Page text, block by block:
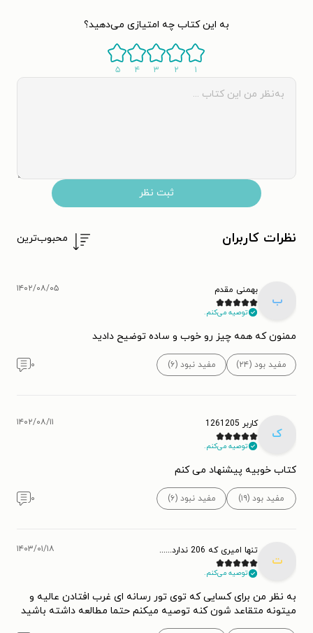
به این کتاب چه امتیازی می‌دهید؟
۱ ۲ ۳ ۴ ۵
ثبت نظر
نظرات کاربران محبوب‌ترین
ب
بهمنی مقدم
توصیه می‌کنم.
۱۴۰۲/۰۸/۰۵
ممنون که همه چیز رو خوب و ساده توضیح دادید
مفید بود (۲۴) مفید نبود (۶) ۰
ک
کاربر 1261205
توصیه می‌کنم.
۱۴۰۲/۰۸/۱۱
کتاب خوبیه پیشنهاد می کنم
مفید بود (۱۹) مفید نبود (۶) ۰
ت
تنها امیری که 206 ندارد......
توصیه می‌کنم.
۱۴۰۳/۰۱/۱۸
به نظر من برای کسایی که توی تور رسانه ای غرب افتادن عالیه و
میتونه متقاعد شون کنه توصیه میکنم حتما مطالعه داشته باشید